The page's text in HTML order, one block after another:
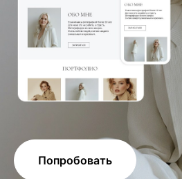
Попробовать